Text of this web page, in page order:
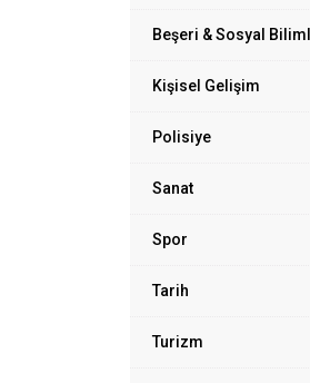
Beşeri & Sosyal
Kişisel Gelişim
Polisiye
Sanat
Spor
Tarih
Turizm